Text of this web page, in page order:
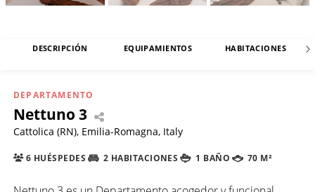
DESCRIPCIÓN EQUIPAMIENTOS HABITACIONES
DEPARTAMENTO
Nettuno 3
Cattolica (RN), Emilia-Romagna, Italy
6 HUÉSPEDES 2 HABITACIONES 1 BAÑO 70 M²